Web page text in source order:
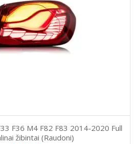
F36 M4 F82 F83 2014-2020 Full
žibintai (Raudoni)